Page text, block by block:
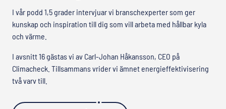
I vår podd 1,5 grader intervjuar vi branschexperter som ger
kunskap och inspiration till dig som vill arbeta med hållbar kyla
och värme.
I avsnitt 16 gästas vi av Carl-Johan Håkansson, CEO på
Climacheck. Tillsammans vrider vi ämnet energieffektivisering
två varv till.